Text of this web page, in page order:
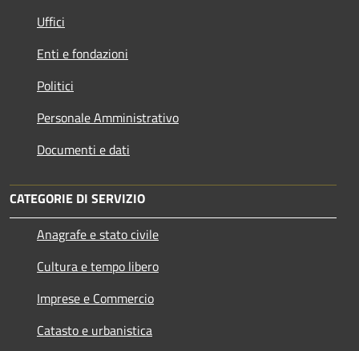
Uffici
Enti e fondazioni
Politici
Personale Amministrativo
Documenti e dati
CATEGORIE DI SERVIZIO
Anagrafe e stato civile
Cultura e tempo libero
Imprese e Commercio
Catasto e urbanistica